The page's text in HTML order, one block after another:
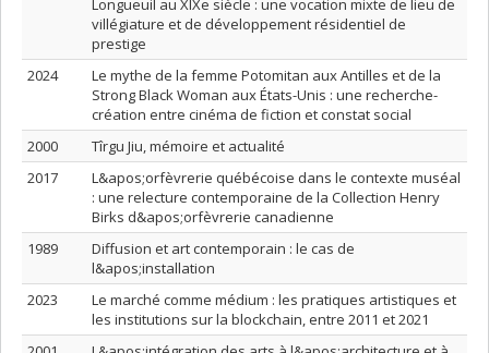
Longueuil au XIXe siècle : une vocation mixte de lieu de
villégiature et de développement résidentiel de
prestige
2024
Le mythe de la femme Potomitan aux Antilles et de la
Strong Black Woman aux États-Unis : une recherche-
création entre cinéma de fiction et constat social
2000
Tîrgu Jiu, mémoire et actualité
2017
L&apos;orfèvrerie québécoise dans le contexte muséal
: une relecture contemporaine de la Collection Henry
Birks d&apos;orfèvrerie canadienne
1989
Diffusion et art contemporain : le cas de
l&apos;installation
2023
Le marché comme médium : les pratiques artistiques et
les institutions sur la blockchain, entre 2011 et 2021